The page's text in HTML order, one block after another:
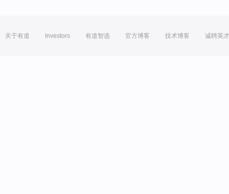
关于有道 Investors 有道智选 官方博客 技术博客 诚聘英才